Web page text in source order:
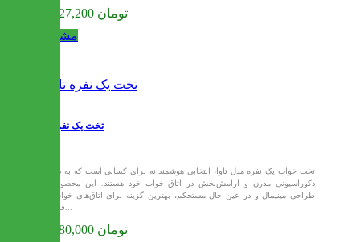
10,227,200 تومان
مشاهده
تخت یک نفره تاوا
تخت خواب یک نفره مدل تاوا، انتخابی هوشمندانه برای کسانی است که به دنبال
دکوراسیونی مدرن و آرامش‌بخش در اتاق خواب خود هستند. این محصول با
طراحی مینیمال و در عین حال مستحکم، بهترین گزینه برای اتاق‌های خواب با
فضای...
10,880,000 تومان